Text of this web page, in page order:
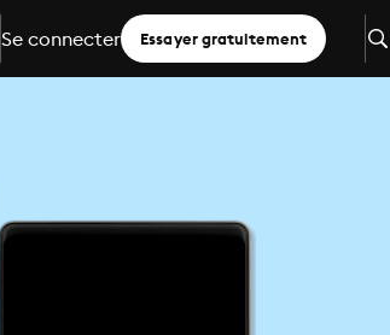
Se connecter Essayer gratuitement